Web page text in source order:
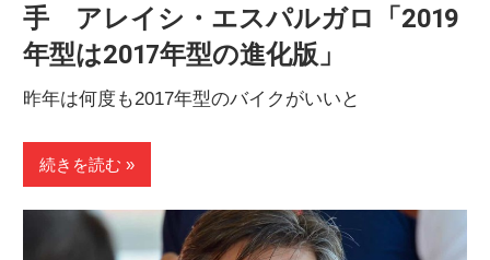
手 アレイシ・エスパルガロ「2019
年型は2017年型の進化版」
昨年は何度も2017年型のバイクがいいと
続きを読む